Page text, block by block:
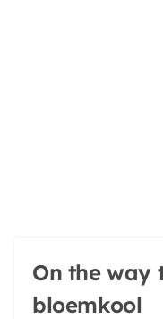
On the way
bloemkool